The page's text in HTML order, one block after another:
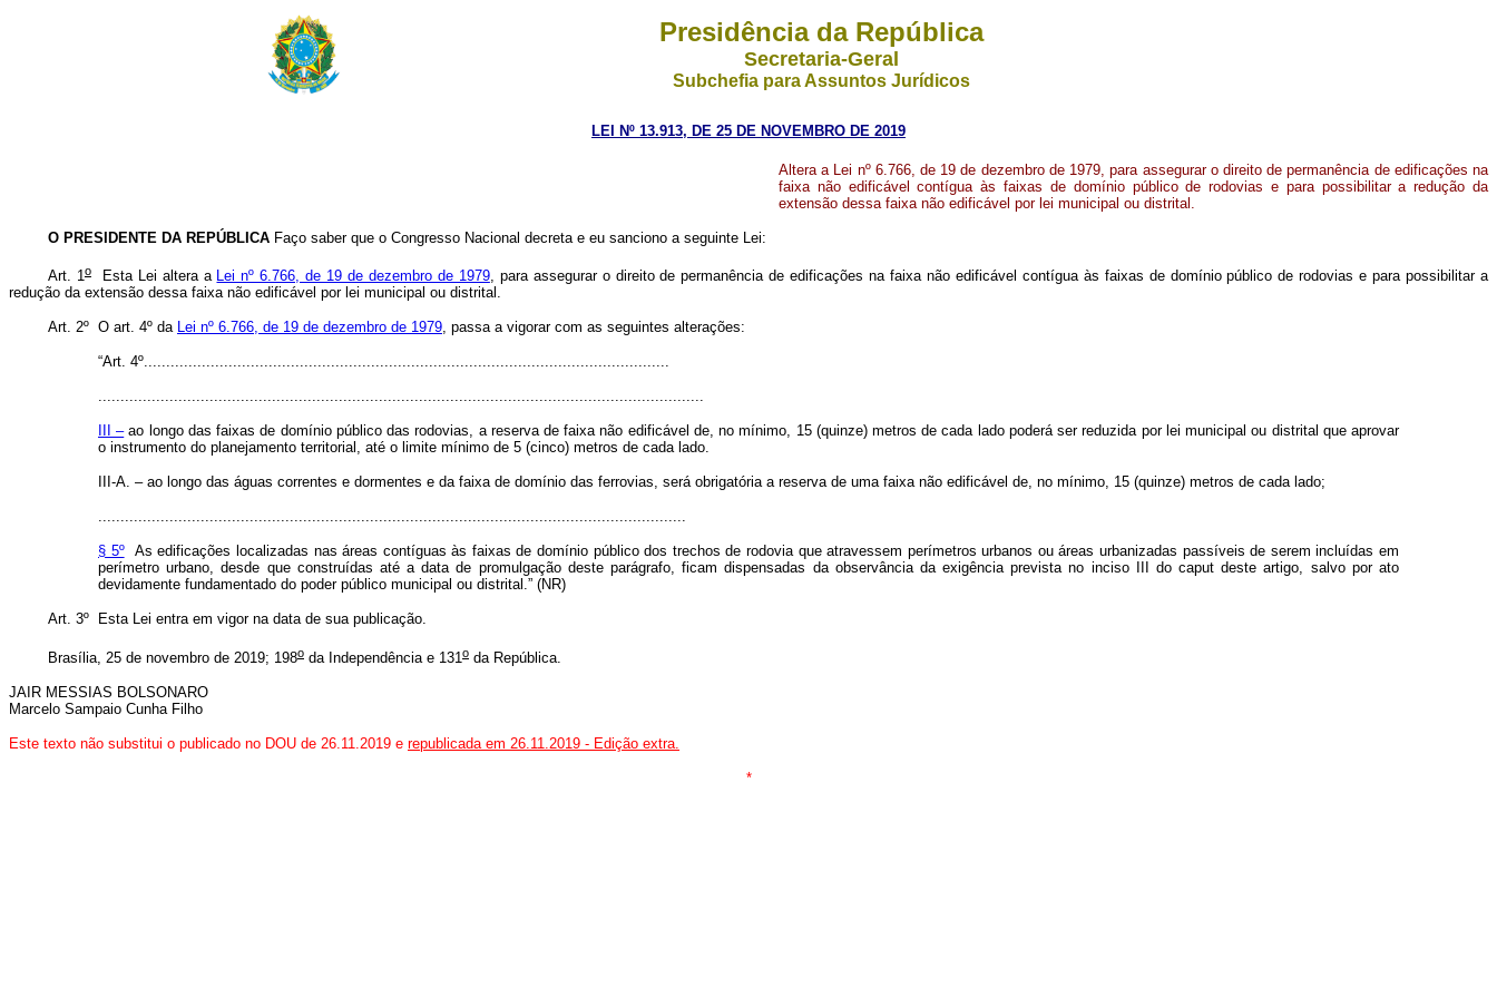
Presidência da República
Secretaria-Geral
Subchefia para Assuntos Jurídicos
LEI Nº 13.913, DE 25 DE NOVEMBRO DE 2019
Altera a Lei nº 6.766, de 19 de dezembro de 1979, para assegurar o direito de permanência de edificações na
faixa não edificável contígua às faixas de domínio público de rodovias e para possibilitar a redução da
extensão dessa faixa não edificável por lei municipal ou distrital.
O PRESIDENTE DA REPÚBLICA Faço saber que o Congresso Nacional decreta e eu sanciono a seguinte Lei:
Art. 1oEsta Lei altera a Lei nº 6.766, de 19 de dezembro de 1979, para assegurar o direito de permanência de edificações na faixa não edificável contígua às faixas de domínio público de rodovias e para possibilitar a
redução da extensão dessa faixa não edificável por lei municipal ou distrital.
Art. 2º O art. 4º da Lei nº 6.766, de 19 de dezembro de 1979, passa a vigorar com as seguintes alterações:
“Art. 4º......................................................................................................................
........................................................................................................................................
III –ao longo das faixas de domínio público das rodovias, a reserva de faixa não edificável de, no mínimo, 15 (quinze) metros de cada lado poderá ser reduzida por lei municipal ou distrital que aprovar
o instrumento do planejamento territorial, até o limite mínimo de 5 (cinco) metros de cada lado.
III-A. – ao longo das águas correntes e dormentes e da faixa de domínio das ferrovias, será obrigatória a reserva de uma faixa não edificável de, no mínimo, 15 (quinze) metros de cada lado;
....................................................................................................................................
§ 5ºAs edificações localizadas nas áreas contíguas às faixas de domínio público dos trechos de rodovia que atravessem perímetros urbanos ou áreas urbanizadas passíveis de serem incluídas em
perímetro urbano, desde que construídas até a data de promulgação deste parágrafo, ficam dispensadas da observância da exigência prevista no inciso III docaput deste artigo, salvo por ato
devidamente fundamentado do poder público municipal ou distrital.” (NR)
Art. 3º Esta Lei entra em vigor na data de sua publicação.
Brasília, 25 de novembro de 2019; 198o da Independência e 131o da República.
JAIR MESSIAS BOLSONARO
Marcelo Sampaio Cunha Filho
Este texto não substitui o publicado no DOU de 26.11.2019 e republicada em 26.11.2019 - Edição extra.
*